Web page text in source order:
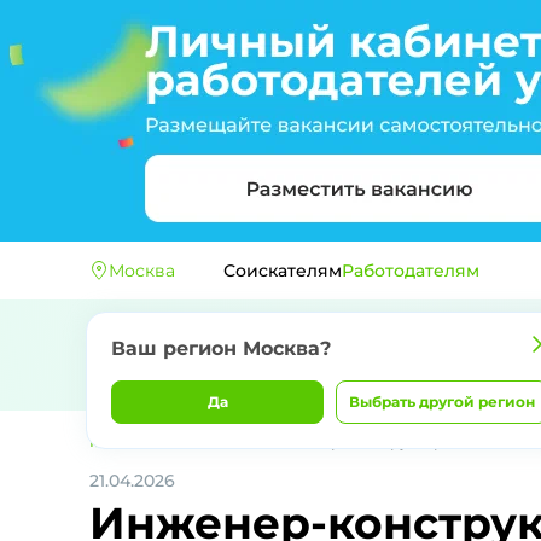
Москва
Ваш регион Москва?
Да Выбрать другой регион
СоискателямРаботодателям
Главная
21.04.2026
Инженер-